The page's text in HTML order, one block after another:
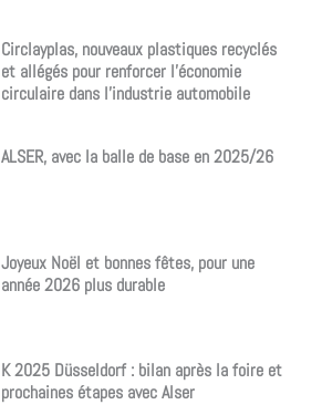
Circlayplas, nouveaux plastiques recyclés
et allégés pour renforcer l’économie
circulaire dans l’industrie automobile
ALSER, avec la balle de base en 2025/26
Joyeux Noël et bonnes fêtes, pour une
année 2026 plus durable
K 2025 Düsseldorf : bilan après la foire et
prochaines étapes avec Alser